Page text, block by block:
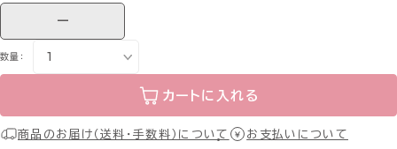
ー
数量：
カートに入れる
商品のお届け（送料・手数料）について お支払いについて